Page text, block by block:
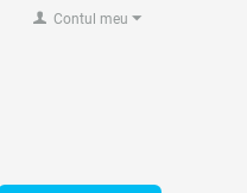
Contul meu